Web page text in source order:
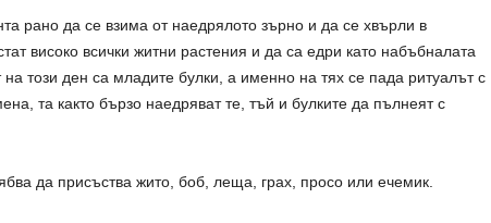
рано да се взима от наедрялото зърно и да се хвърли в
високо всички житни растения и да са едри като набъбналата
този ден са младите булки, а именно на тях се пада ритуалът с
та както бързо наедряват те, тъй и булките да пълнеят с
да присъства жито, боб, леща, грах, просо или ечемик.